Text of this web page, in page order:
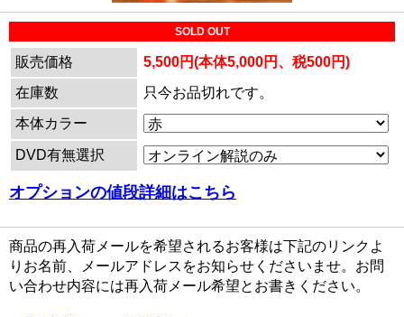
SOLD OUT
販売価格
5,500円(本体5,000円、税500円)
在庫数
只今お品切れです。
本体カラー
DVD有無選択
オプションの値段詳細はこちら
商品の再入荷メールを希望されるお客様は下記のリンクよ
りお名前、メールアドレスをお知らせくださいませ。お問
い合わせ内容には再入荷メール希望とお書きください。